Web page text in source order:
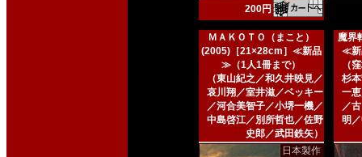
200円
ＭＡＫＯＴＯ（まこと）
(2005)［21×28cm］≪新品
≫（1人1冊まで）
（東山紀之／和久井映見／
哀川翔／室井滋／ベッキー
／河合美智子／小堺一機／
中島啓江／別所哲也／佐野
史郎／武田鉄矢）
日本製作
魔界
≪新
（
杉
一
／
明